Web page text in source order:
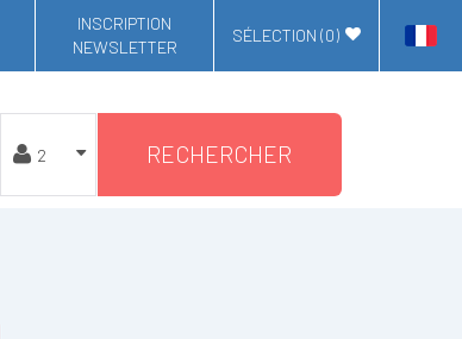
INSCRIPTION
NEWSLETTER
SÉLECTION (0)
RECHERCHER